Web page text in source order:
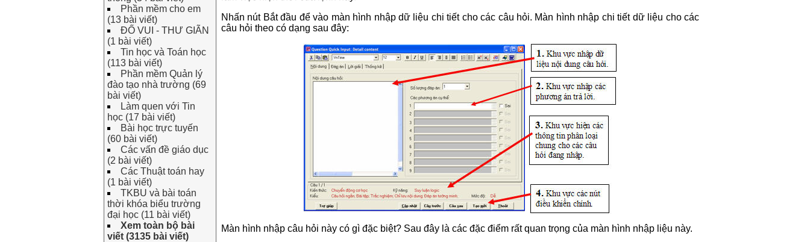
Phần mềm cho em
(13 bài viết)
ĐỐ VUI - THƯ GIÃN
(1 bài viết)
Tin học và Toán học
(113 bài viết)
Phần mềm Quản lý
đào tạo nhà trường (69
bài viết)
Làm quen với Tin
học (17 bài viết)
Bài học trực tuyến
(60 bài viết)
Các vấn đề giáo dục
(2 bài viết)
Các Thuật toán hay
(1 bài viết)
TKBU và bài toán
thời khóa biểu trường
đại học (11 bài viết)
Xem toàn bộ bài
viết (3135 bài viết)
Nhấn nút Bắt đầu để vào màn hình nhập dữ liệu chi tiết cho các câu hỏi. Màn hình nhập chi tiết dữ liệu cho các
câu hỏi theo có dạng sau đây:
Màn hình nhập câu hỏi này có gì đặc biệt? Sau đây là các đặc điểm rất quan trọng của màn hình nhập liệu này.